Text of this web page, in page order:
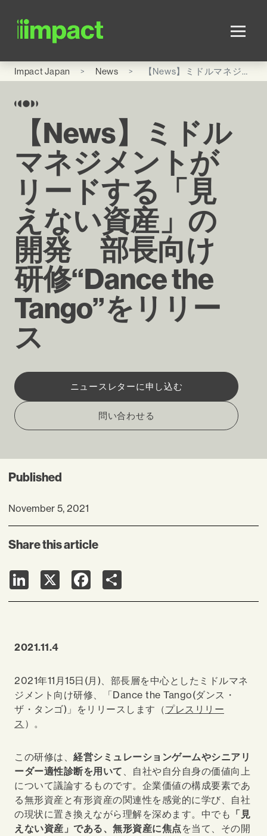
Impact Japan News 【News】ミドルマネジメントがリードする「見えない資産」の開発 部長向け研修“Dance the Tango”をリリース
【News】ミドル
マネジメントが
リードする「見
えない資産」の
開発 部長向け
研修“Dance the
Tango”をリリー
ス
ニュースレターに申し込む
問い合わせる
Published
November 5, 2021
Share this article
LinkedIn Facebook
2021.11.4
2021年11月15日(月)、部長層を中心としたミドルマネ
ジメント向け研修、「Dance the Tango(ダンス・
ザ・タンゴ)」をリリースします（プレスリリー
ス ）。
この研修は、 経営シミュレーションゲームやシニアリ
ーダー適性診断を用いて 、自社や自分自身の価値向上
について議論するものです。企業価値の構成要素であ
る無形資産と有形資産の関連性を感覚的に学び、自社
の現状に置き換えながら理解を深めます。中でも 「見
えない資産」である、無形資産に焦点 を当て、その開